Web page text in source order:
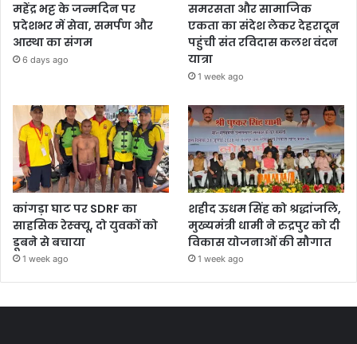
महेंद्र भट्ट के जन्मदिन पर
प्रदेशभर में सेवा, समर्पण और
आस्था का संगम
6 days ago
समरसता और सामाजिक
एकता का संदेश लेकर देहरादून
पहुंची संत रविदास कलश वंदन
यात्रा
1 week ago
कांगड़ा घाट पर SDRF का
साहसिक रेस्क्यू, दो युवकों को
डूबने से बचाया
1 week ago
शहीद ऊधम सिंह को श्रद्धांजलि,
मुख्यमंत्री धामी ने रुद्रपुर को दी
विकास योजनाओं की सौगात
1 week ago